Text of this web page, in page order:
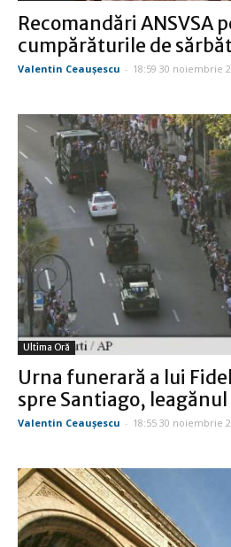
Recomandări ANSVSA
cumpărăturile de
Valentin Ceauşescu - 18:59 30 noiembrie
Ultima Oră
Urna funerară a lui
spre Santiago,
Valentin Ceauşescu - 18:55 30 noiembrie